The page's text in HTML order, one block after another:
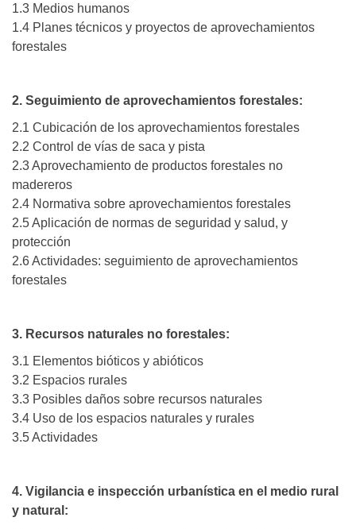
1.3 Medios humanos
1.4 Planes técnicos y proyectos de aprovechamientos
forestales
2. Seguimiento de aprovechamientos forestales:
2.1 Cubicación de los aprovechamientos forestales
2.2 Control de vías de saca y pista
2.3 Aprovechamiento de productos forestales no
madereros
2.4 Normativa sobre aprovechamientos forestales
2.5 Aplicación de normas de seguridad y salud, y
protección
2.6 Actividades: seguimiento de aprovechamientos
forestales
3. Recursos naturales no forestales:
3.1 Elementos bióticos y abióticos
3.2 Espacios rurales
3.3 Posibles daños sobre recursos naturales
3.4 Uso de los espacios naturales y rurales
3.5 Actividades
4. Vigilancia e inspección urbanística en el medio rural
y natural: